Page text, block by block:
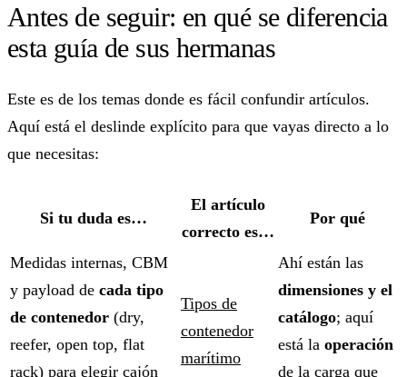
Antes de seguir: en qué se diferencia
esta guía de sus hermanas
Este es de los temas donde es fácil confundir artículos.
Aquí está el deslinde explícito para que vayas directo a lo
que necesitas:
Si tu duda es…
El artículo
correcto es…
Por qué
Medidas internas, CBM
y payload de cada tipo
de contenedor (dry,
reefer, open top, flat
rack) para elegir cajón
Tipos de
contenedor
marítimo
Ahí están las
dimensiones y el
catálogo; aquí
está la operación
de la carga que